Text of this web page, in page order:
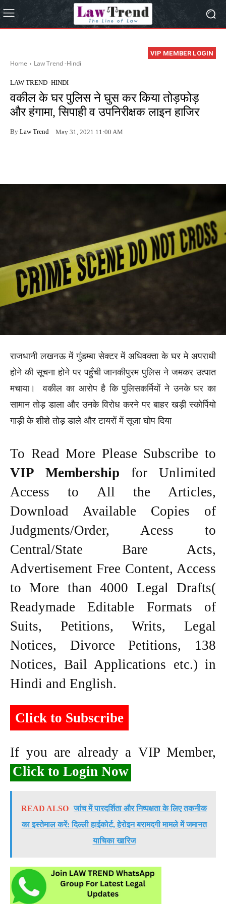
VIP MEMBER LOGIN
Home Law Trend -Hindi
LAW TREND -HINDI
वकील के घर पुलिस ने घुस कर किया तोड़फोड़
और हंगामा, सिपाही व उपनिरीक्षक लाइन हाजिर
By Law Trend May 31, 2021 11:00 AM
राजधानी लखनऊ में गुंडम्बा सेक्टर में अधिवक्ता के घर मे अपराधी
होने की सूचना होने पर पहुँची जानकीपुरम पुलिस ने जमकर उत्पात
मचाया। वकील का आरोप है कि पुलिसकर्मियों ने उनके घर का
सामान तोड़ डाला और उनके विरोध करने पर बाहर खड़ी स्कोर्पियो
गाड़ी के शीशे तोड़ डाले और टायरों में सूजा घोप दिया
To Read More Please Subscribe to
VIP Membership for Unlimited
Access to All the Articles,
Download Available Copies of
Judgments/Order, Acess to
Central/State Bare Acts,
Advertisement Free Content, Access
to More than 4000 Legal Drafts(
Readymade Editable Formats of
Suits, Petitions, Writs, Legal
Notices, Divorce Petitions, 138
Notices, Bail Applications etc.) in
Hindi and English.
Click to Subscribe
If you are already a VIP Member,
Click to Login Now
READ ALSO जांच में पारदर्शिता और निष्पक्षता के लिए तकनीक
का इस्तेमाल करें: दिल्ली हाईकोर्ट, हेरोइन बरामदगी मामले में जमानत
याचिका खारिज